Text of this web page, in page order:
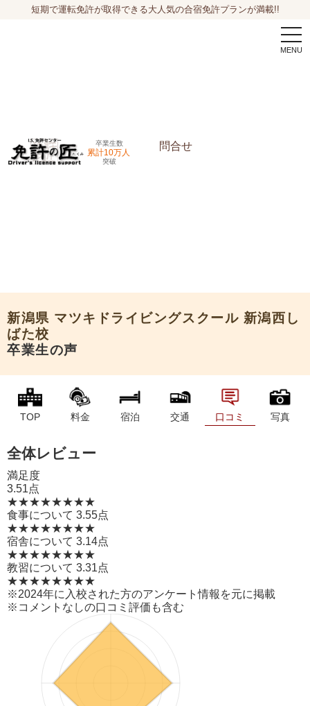
短期で運転免許が取得できる大人気の合宿免許プランが満載!!
卒業生数
累計10万人
突破
問合せ
新潟県 マツキドライビングスクール 新潟西し
ばた校
卒業生の声
TOP 料金 宿泊 交通 口コミ 写真
全体レビュー
満足度
3.51点
★★★★★★★★
食事について 3.55点
★★★★★★★★
宿舎について 3.14点
★★★★★★★★
教習について 3.31点
★★★★★★★★
※2024年に入校された方のアンケート情報を元に掲載
※コメントなしの口コミ評価も含む